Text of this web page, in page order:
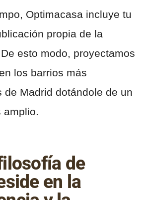
Optimacasa incluye tu
propia de la
esto modo, proyectamos
los barrios más
de Madrid dotándole de un
amplio.
de
en la